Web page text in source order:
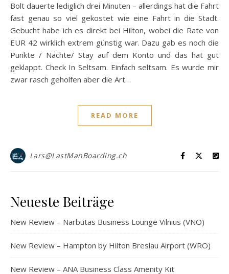
Bolt dauerte lediglich drei Minuten – allerdings hat die Fahrt
fast genau so viel gekostet wie eine Fahrt in die Stadt.
Gebucht habe ich es direkt bei Hilton, wobei die Rate von
EUR 42 wirklich extrem günstig war. Dazu gab es noch die
Punkte / Nächte/ Stay auf dem Konto und das hat gut
geklappt. Check In Seltsam. Einfach seltsam. Es wurde mir
zwar rasch geholfen aber die Art…
READ MORE
Lars@LastManBoarding.ch
Neueste Beiträge
New Review – Narbutas Business Lounge Vilnius (VNO)
New Review – Hampton by Hilton Breslau Airport (WRO)
New Review – ANA Business Class Amenity Kit